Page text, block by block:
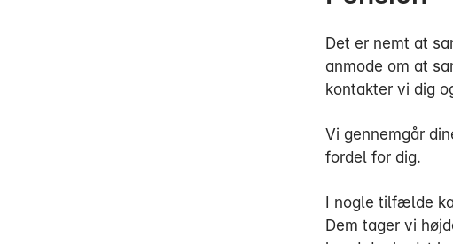
Det er nemt at
anmode om at
kontakter vi dig
Vi gennemgår
fordel for dig.
I nogle tilfælde
Dem tager vi